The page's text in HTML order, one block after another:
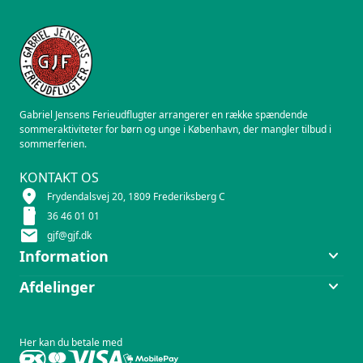
Gabriel Jensens Ferieudflugter arrangerer en række spændende
sommeraktiviteter for børn og unge i København, der mangler tilbud i
sommerferien.
KONTAKT OS
location_on Frydendalsvej 20, 1809 Frederiksberg C
smartphone 36 46 01 01
mail gjf@gjf.dk
Information keyboard_arrow_down
Afdelinger keyboard_arrow_down
Her kan du betale med